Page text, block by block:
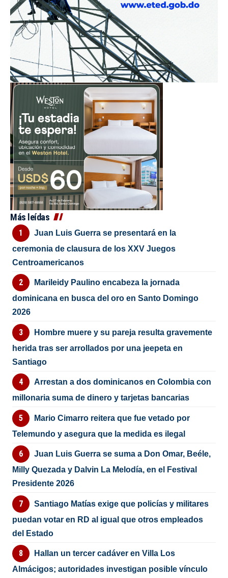
Más leídas
Juan Luis Guerra se presentará en la
ceremonia de clausura de los XXV Juegos
Centroamericanos
Marileidy Paulino encabeza la jornada
dominicana en busca del oro en Santo Domingo
2026
Hombre muere y su pareja resulta gravemente
herida tras ser arrollados por una jeepeta en
Santiago
Arrestan a dos dominicanos en Colombia con
millonaria suma de dinero y tarjetas bancarias
Mario Cimarro reitera que fue vetado por
Telemundo y asegura que la medida es ilegal
Juan Luis Guerra se suma a Don Omar, Beéle,
Milly Quezada y Dalvin La Melodía, en el Festival
Presidente 2026
Santiago Matías exige que policías y militares
puedan votar en RD al igual que otros empleados
del Estado
Hallan un tercer cadáver en Villa Los
Almácigos; autoridades investigan posible vínculo